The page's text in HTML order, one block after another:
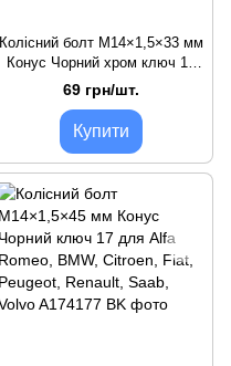
Колісний болт M14×1,5×33 мм
Конус Чорний хром ключ 17
для Alfa Romeo, BMW, Citroen,
Fiat, Peugeot, Renault, Saab,
69 грн/шт.
Купити